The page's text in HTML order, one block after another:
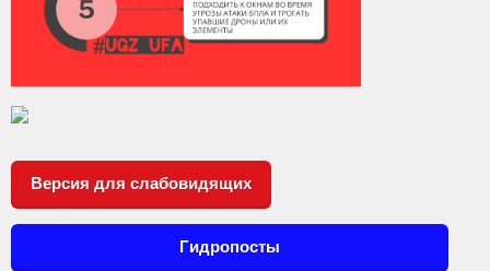
Версия для слабовидящих
Гидропосты